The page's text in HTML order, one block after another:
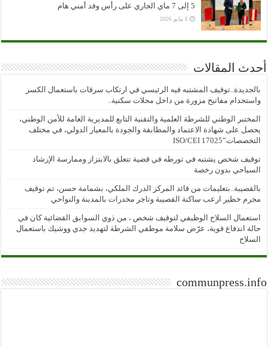
5 إلى 7 ماي الجاري على رأس وفد أمني هام
6 مايو 2026
أحدث المقالات
بالجديدة..توقيف المشتبه فيه الرئيسي في ارتكاب سرقات باستعمال الكسر
واستخدام مفاتيح مزورة من داخل محلات سكنية..
المختبر الوطني للشرطة العلمية والتقنية التابع للمديرية العامة للأمن الوطني،
يحصل على شهادة الاعتماد والمطابقة والجودة بالمعيار الدولي، في مختلف
التخصصات”ISO/CEI 17025
توقيف شخص يشتبه في تورطه في قضية تتعلق بالابتزاز وممارسة الإرشاد
السياحي بدون رخصة
بالقصيبة..بتعليمات من قائد المركز الدرك الملكي، بشمامة حسن، تم توقيف
مجرم خطير ارعب ساكنة القصيبة وتاجر مخدرات بالمدينة والنواحي
استعمال السلاح الوظيفي لتوقيف شخص ، من ذوي السوابق القضائية كان في
حالة اندفاع قوية، عرّض سلامة موظفي الشرطة لتهديد جدي ووشيك باستعمال
السلاح
communpress.info